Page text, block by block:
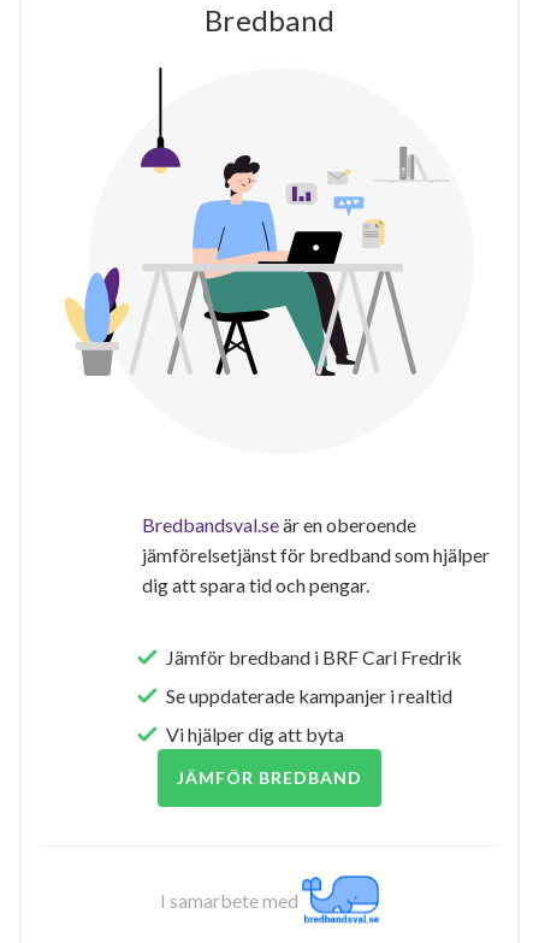
Bredband
Bredbandsval.seär en oberoende
jämförelsetjänst för bredband som hjälper
dig att spara tid och pengar.
Jämför bredband i BRF Carl Fredrik
Se uppdaterade kampanjer i realtid
Vi hjälper dig att byta
JÄMFÖR BREDBAND
I samarbete med